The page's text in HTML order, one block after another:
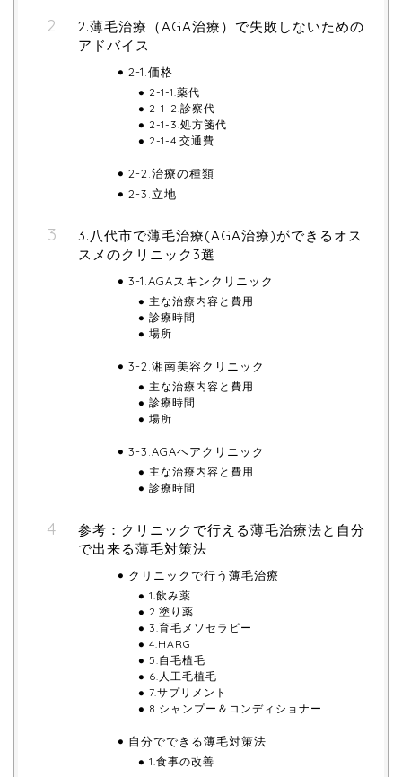
2.薄毛治療（AGA治療）で失敗しないための
アドバイス
2-1.価格
2-1-1.薬代
2-1-2.診察代
2-1-3.処方箋代
2-1-4.交通費
2-2.治療の種類
2-3.立地
3.八代市で薄毛治療(AGA治療)ができるオス
スメのクリニック3選
3-1.AGAスキンクリニック
主な治療内容と費用
診療時間
場所
3-2.湘南美容クリニック
主な治療内容と費用
診療時間
場所
3-3.AGAヘアクリニック
主な治療内容と費用
診療時間
参考：クリニックで行える薄毛治療法と自分
で出来る薄毛対策法
クリニックで行う薄毛治療
1.飲み薬
2.塗り薬
3.育毛メソセラピー
4.HARG
5.自毛植毛
6.人工毛植毛
7.サプリメント
8.シャンプー＆コンディショナー
自分でできる薄毛対策法
1.食事の改善